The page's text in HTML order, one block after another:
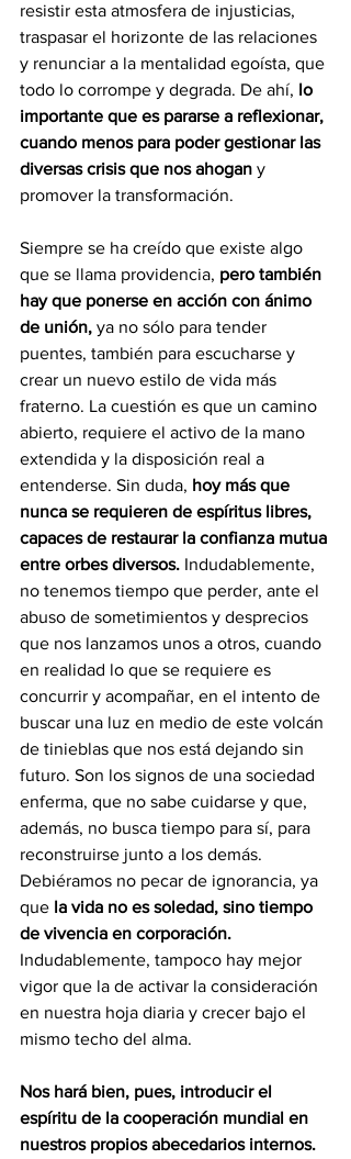
resistir esta atmosfera de injusticias,
traspasar el horizonte de las relaciones
y renunciar a la mentalidad egoísta, que
todo lo corrompe y degrada. De ahí, lo
importante que es pararse a reflexionar,
cuando menos para poder gestionar las
diversas crisis que nos ahogan y
promover la transformación.
Siempre se ha creído que existe algo
que se llama providencia, pero también
hay que ponerse en acción con ánimo
de unión, ya no sólo para tender
puentes, también para escucharse y
crear un nuevo estilo de vida más
fraterno. La cuestión es que un camino
abierto, requiere el activo de la mano
extendida y la disposición real a
entenderse. Sin duda, hoy más que
nunca se requieren de espíritus libres,
capaces de restaurar la confianza mutua
entre orbes diversos. Indudablemente,
no tenemos tiempo que perder, ante el
abuso de sometimientos y desprecios
que nos lanzamos unos a otros, cuando
en realidad lo que se requiere es
concurrir y acompañar, en el intento de
buscar una luz en medio de este volcán
de tinieblas que nos está dejando sin
futuro. Son los signos de una sociedad
enferma, que no sabe cuidarse y que,
además, no busca tiempo para sí, para
reconstruirse junto a los demás.
Debiéramos no pecar de ignorancia, ya
que la vida no es soledad, sino tiempo
de vivencia en corporación.
Indudablemente, tampoco hay mejor
vigor que la de activar la consideración
en nuestra hoja diaria y crecer bajo el
mismo techo del alma.
Nos hará bien, pues, introducir el
espíritu de la cooperación mundial en
nuestros propios abecedarios internos.